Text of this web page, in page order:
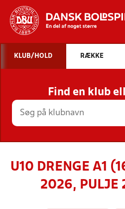
STILLINGER,
HOLD
KLUB/HOLD RÆKKE
Find en klub
U10 DRENGE A1
2026, PULJE